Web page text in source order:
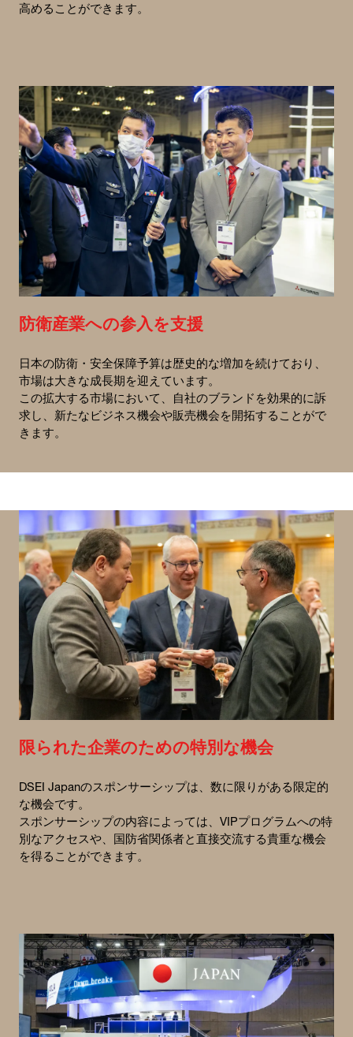
高めることができます。
防衛産業への参入を支援
日本の防衛・安全保障予算は歴史的な増加を続けており、
市場は大きな成長期を迎えています。
この拡大する市場において、自社のブランドを効果的に訴
求し、新たなビジネス機会や販売機会を開拓することがで
きます。
限られた企業のための特別な機会
DSEI Japanのスポンサーシップは、数に限りがある限定的
な機会です。
スポンサーシップの内容によっては、VIPプログラムへの特
別なアクセスや、国防省関係者と直接交流する貴重な機会
を得ることができます。